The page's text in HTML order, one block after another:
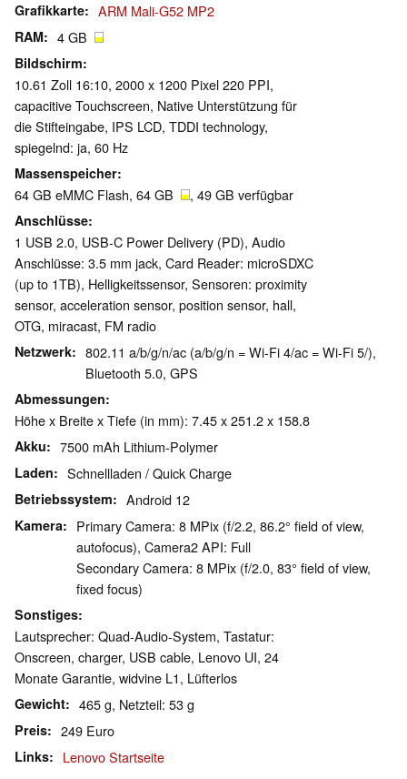
Grafikkarte ARM Mali-G52 MP2
RAM 4 GB
Bildschirm
10.61 Zoll 16:10, 2000 x 1200 Pixel 220 PPI,
capacitive Touchscreen, Native Unterstützung für
die Stifteingabe, IPS LCD, TDDI technology,
spiegelnd: ja, 60 Hz
Massenspeicher
64 GB eMMC Flash, 64 GB , 49 GB verfügbar
Anschlüsse
1 USB 2.0, USB-C Power Delivery (PD), Audio
Anschlüsse: 3.5 mm jack, Card Reader: microSDXC
(up to 1TB), Helligkeitssensor, Sensoren: proximity
sensor, acceleration sensor, position sensor, hall,
OTG, miracast, FM radio
Netzwerk
802.11 a/b/g/n/ac (a/b/g/n = Wi-Fi 4/ac = Wi-Fi 5/),
Bluetooth 5.0, GPS
Abmessungen
Höhe x Breite x Tiefe (in mm): 7.45 x 251.2 x 158.8
Akku 7500 mAh Lithium-Polymer
Laden Schnellladen / Quick Charge
Betriebssystem Android 12
Kamera
Primary Camera: 8 MPix (f/2.2, 86.2° field of view,
autofocus), Camera2 API: Full
Secondary Camera: 8 MPix (f/2.0, 83° field of view,
fixed focus)
Sonstiges
Lautsprecher: Quad-Audio-System, Tastatur:
Onscreen, charger, USB cable, Lenovo UI, 24
Monate Garantie, widvine L1, Lüfterlos
Gewicht 465 g, Netzteil: 53 g
Preis 249 Euro
Links Lenovo Startseite